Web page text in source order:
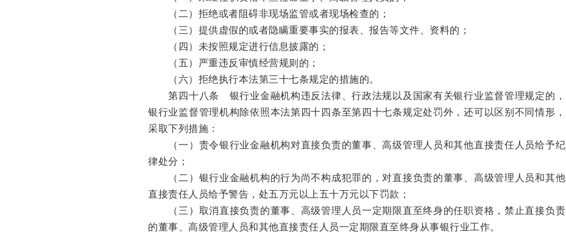
（二）拒绝或者阻碍非现场监管或者现场检查的；
（三）提供虚假的或者隐瞒重要事实的报表、报告等文件、资料的；
（四）未按照规定进行信息披露的；
（五）严重违反审慎经营规则的；
（六）拒绝执行本法第三十七条规定的措施的。
第四十八条 银行业金融机构违反法律、行政法规以及国家有关银行业监督管理规定的，
银行业监督管理机构除依照本法第四十四条至第四十七条规定处罚外，还可以区别不同情形，
采取下列措施：
（一）责令银行业金融机构对直接负责的董事、高级管理人员和其他直接责任人员给予纪
律处分；
（二）银行业金融机构的行为尚不构成犯罪的，对直接负责的董事、高级管理人员和其他
直接责任人员给予警告，处五万元以上五十万元以下罚款；
（三）取消直接负责的董事、高级管理人员一定期限直至终身的任职资格，禁止直接负责
的董事、高级管理人员和其他直接责任人员一定期限直至终身从事银行业工作。